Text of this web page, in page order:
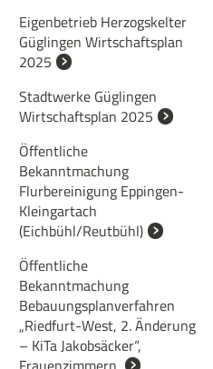
Eigenbetrieb Herzogskelter
Güglingen Wirtschaftsplan
2025
Stadtwerke Güglingen
Wirtschaftsplan 2025
Öffentliche
Bekanntmachung
Flurbereinigung Eppingen-
Kleingartach
(Eichbühl/Reutbühl)
Öffentliche
Bekanntmachung
Bebauungsplanverfahren
„Riedfurt-West, 2. Änderung
– KiTa Jakobsäcker“,